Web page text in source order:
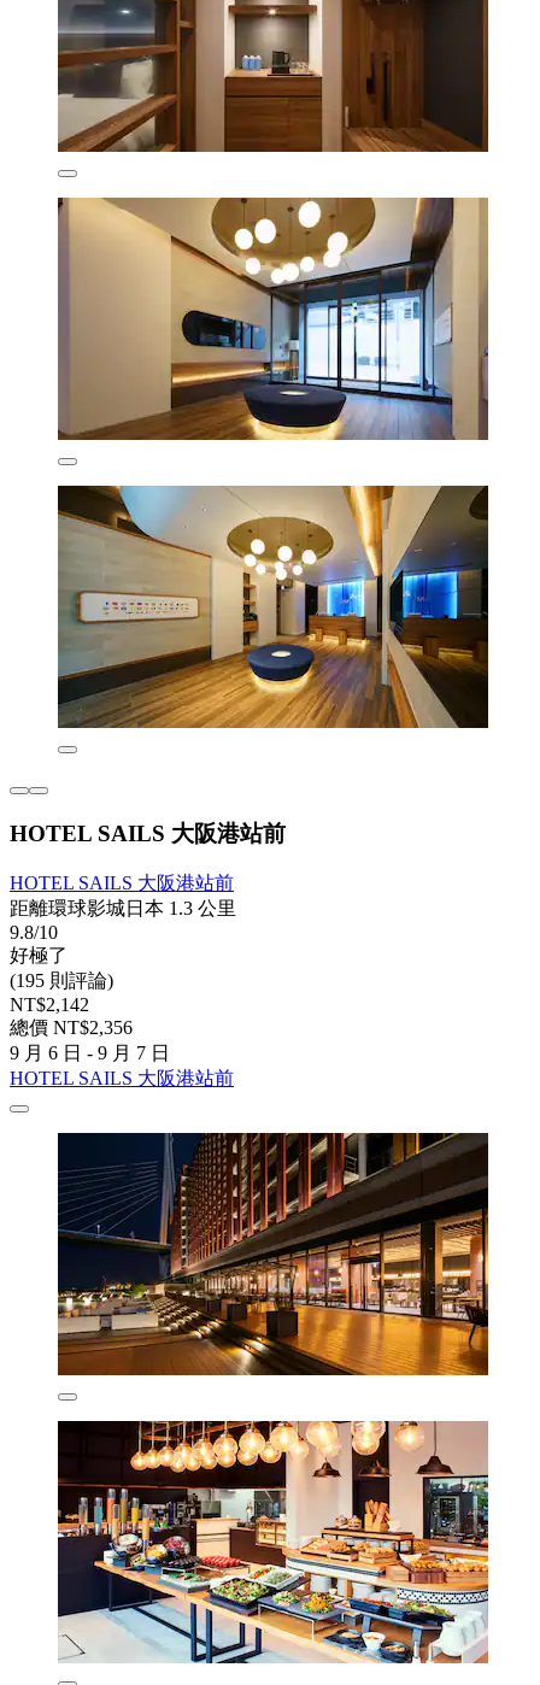
HOTEL SAILS 大阪港站前
HOTEL SAILS 大阪港站前
距離環球影城日本 1.3 公里
9.8/10
好極了
(195 則評論)
NT$2,142
總價 NT$2,356
9 月 6 日 - 9 月 7 日
HOTEL SAILS 大阪港站前